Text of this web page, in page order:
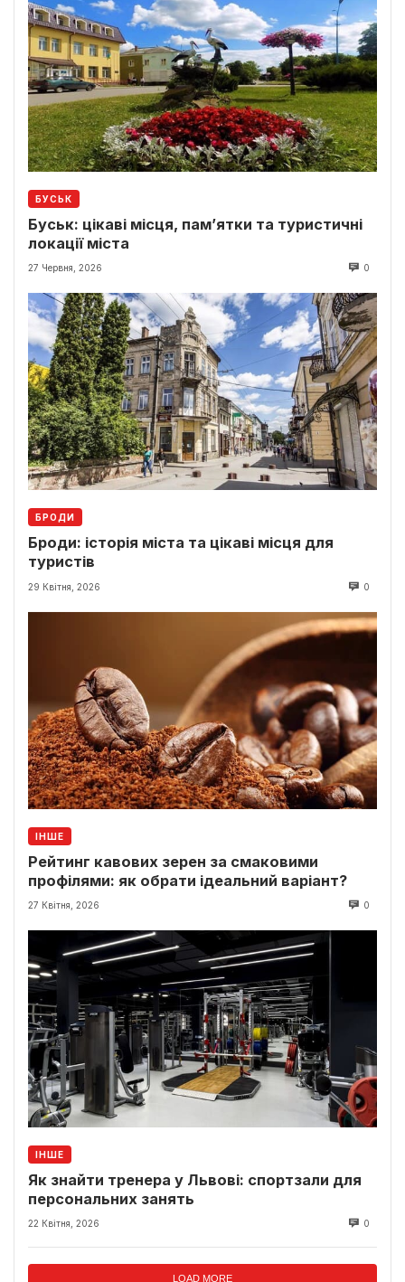
БУСЬК
Буськ: цікаві місця, пам’ятки та туристичні
локації міста
27 Червня, 2026 0
БРОДИ
Броди: історія міста та цікаві місця для
туристів
29 Квітня, 2026 0
ІНШЕ
Рейтинг кавових зерен за смаковими
профілями: як обрати ідеальний варіант?
27 Квітня, 2026 0
ІНШЕ
Як знайти тренера у Львові: спортзали для
персональних занять
22 Квітня, 2026 0
LOAD MORE